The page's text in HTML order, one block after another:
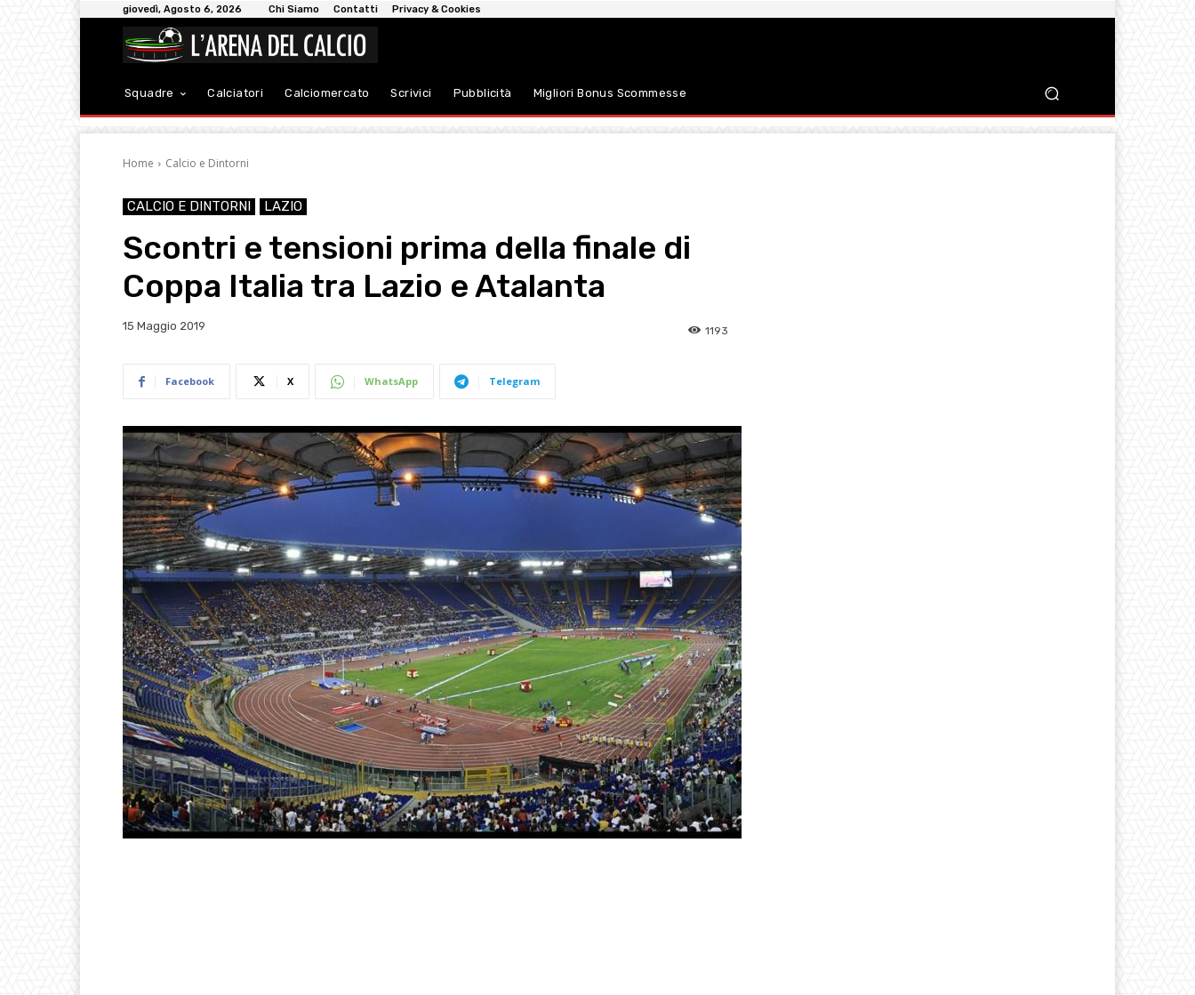
giovedì, Agosto 6, 2026 Chi Siamo Contatti Privacy & Cookies
Squadre Calciatori Calciomercato Scrivici Pubblicità Migliori Bonus Scommesse
Home Calcio e Dintorni
CALCIO E DINTORNI LAZIO
Scontri e tensioni prima della finale di
Coppa Italia tra Lazio e Atalanta
15 Maggio 2019 1193
Facebook X WhatsApp Telegram